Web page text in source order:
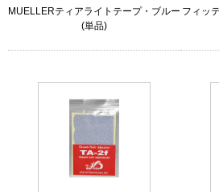
MUELLERティアライトテープ・ブルー
(単品)
フィッ